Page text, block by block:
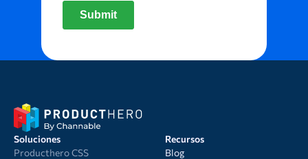
Soluciones
Producthero CSS
Recursos
Blog